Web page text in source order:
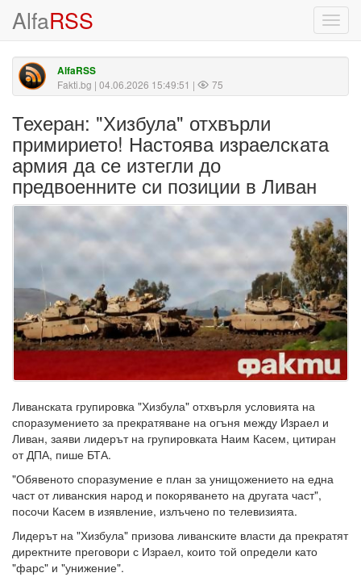
AlfaRSS
AlfaRSS
Fakti.bg | 04.06.2026 15:49:51 | 75
Техеран: "Хизбула" отхвърли
примирието! Настоява израелската
армия да се изтегли до
предвоенните си позиции в Ливан
Ливанската групировка "Хизбула" отхвърля условията на
споразумението за прекратяване на огъня между Израел и
Ливан, заяви лидерът на групировката Наим Касем, цитиран
от ДПА, пише БТА.
"Обявеното споразумение е план за унищожението на една
част от ливанския народ и покоряването на другата част",
посочи Касем в изявление, излъчено по телевизията.
Лидерът на "Хизбула" призова ливанските власти да прекратят
директните преговори с Израел, които той определи като
"фарс" и "унижение".